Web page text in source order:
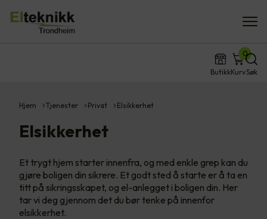
ButikkKurv
0
Søk
Hjem Tjenester Privat Elsikkerhet
Elsikkerhet
Et trygt hjem starter innenfra, og med enkle grep kan du
gjøre boligen din sikrere. Et godt sted å starte er å ta en
titt på sikringsskapet, og el-anlegget i boligen din. Her
tar vi deg gjennom det du bør tenke på innenfor
elsikkerhet.